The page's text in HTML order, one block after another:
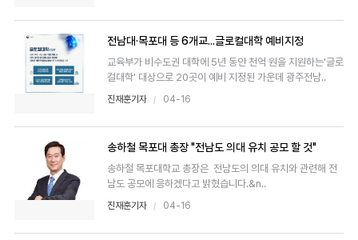
전남대·목포대 등 6개교...글로컬대학 예비지정
교육부가 비수도권 대학에 5년 동안 천억 원을 지원하는'글로
컬대학' 대상으로 20곳이 예비 지정된 가운데 광주전남..
진재훈기자 04-16
송하철 목포대 총장 "전남도 의대 유치 공모 할 것"
송하철 목포대학교 총장은 전남도의 의대 유치와 관련해 전
남도 공모에 응하겠다고 밝혔습니다.&n..
진재훈기자 04-16